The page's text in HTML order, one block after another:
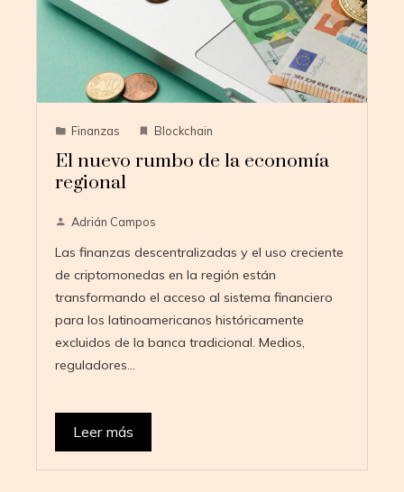
Finanzas Blockchain
El nuevo rumbo de la economía
regional
Adrián Campos
Las finanzas descentralizadas y el uso creciente
de criptomonedas en la región están
transformando el acceso al sistema financiero
para los latinoamericanos históricamente
excluidos de la banca tradicional. Medios,
reguladores…
Leer más